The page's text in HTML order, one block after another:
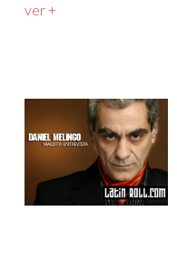
ver +